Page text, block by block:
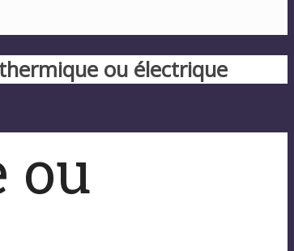
ou électrique
ou